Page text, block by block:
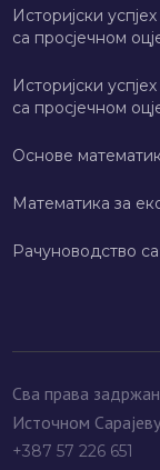
Историјски
са просјечном
Историјски
са просјечном
Основе
Математика за
Рачуноводство
Сва права
Источном Сарајеву
+387 57 226 651